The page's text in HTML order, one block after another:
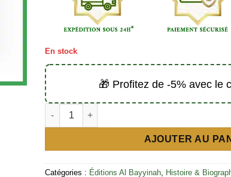
En stock
🎁 Profitez de -5% avec le
quantité de Ibn Badis (Quand la plume
AJOUTER AU
Catégories : Éditions Al Bayyinah Histoire &